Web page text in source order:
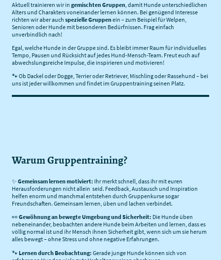
Aktuell trainieren wir in gemischten Gruppen , damit Hunde unterschiedlichen
Alters und Charakters voneinander lernen können. Bei genügend Interesse
richten wir aber auch spezielle Gruppenein – zum Beispiel für Welpen,
Senioren oder Hunde mit besonderen Bedürfnissen. Frag einfach
unverbindlich nach!
Egal, welche Hunde in der Gruppe sind. Es bleibt immer Raum für individuelles
Tempo, Pausen und Rücksicht auf jedes Hund-Mensch-Team. Freut euch auf
abwechslungsreiche Impulse, die inspirieren und motivieren!
🐾 Ob Dackel oder Dogge, Terrier oder Retriever, Mischling oder Rassehund – bei
uns ist jeder willkommen und findet im Gruppentraining seinen Platz.
Warum Gruppentraining?
✨ Gemeinsam lernen motiviert: Ihr merkt schnell, dass ihr mit euren
Herausforderungen nicht allein seid. Feedback, Austausch und Inspiration
helfen enorm und manchmal entstehen durch Gruppenkurse sogar
Freundschaften. Gemeinsam lernen, üben und lachen verbindet.
👀Gewöhnung an bewegte Umgebung und Sicherheit: Die Hunde üben
nebeneinander, beobachten andere Hunde beim Arbeiten und lernen, dass es
völlig normal ist und ihr Mensch ihnen Sicherheit gibt, wenn sich um sie herum
alles bewegt – ohne Stress und ohne negative Erfahrungen.
🐾 Lernen durch Beobachtung: Gerade junge Hunde können sich von